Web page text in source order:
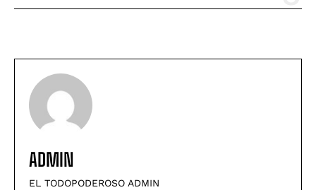
ADMIN
EL TODOPODEROSO ADMIN